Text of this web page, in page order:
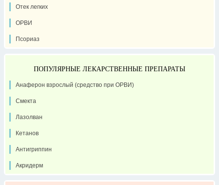
Отек легких
ОРВИ
Псориаз
ПОПУЛЯРНЫЕ ЛЕКАРСТВЕННЫЕ ПРЕПАРАТЫ
Анаферон взрослый (средство при ОРВИ)
Смекта
Лазолван
Кетанов
Антигриппин
Акридерм